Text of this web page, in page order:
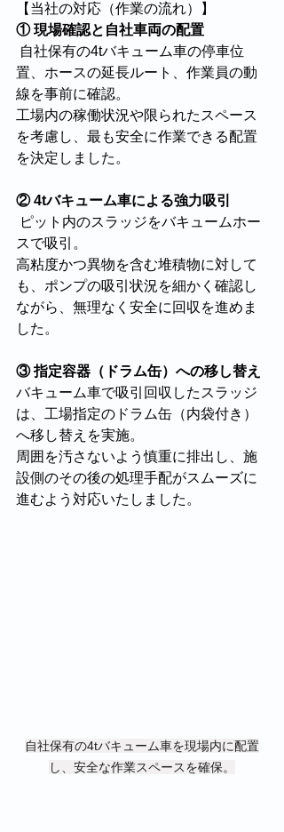
【当社の対応（作業の流れ）】
① 現場確認と自社車両の配置
置、ホースの延長ルート、作業員の動
線を事前に確認。
工場内の稼働状況や限られたスペース
を考慮し、最も安全に作業できる配置
を決定しました。
② 4tバキューム車による強力吸引
スで吸引。
高粘度かつ異物を含む堆積物に対して
も、ポンプの吸引状況を細かく確認し
ながら、無理なく安全に回収を進めま
した。
③ 指定容器（ドラム缶）への移し替え
バキューム車で吸引回収したスラッジ
は、工場指定のドラム缶（内袋付き）
へ移し替えを実施。
周囲を汚さないよう慎重に排出し、施
設側のその後の処理手配がスムーズに
進むよう対応いたしました。
自社保有の4tバキューム車を現場内に配置
し、安全な作業スペースを確保。